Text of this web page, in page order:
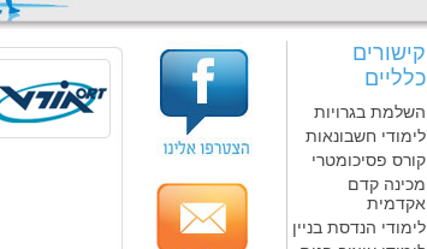
קישורים
כלליים
השלמת בגרויות
לימודי חשבונאות
קורס פסיכומטרי
מכינה קדם
אקדמית
לימודי הנדסת בניין